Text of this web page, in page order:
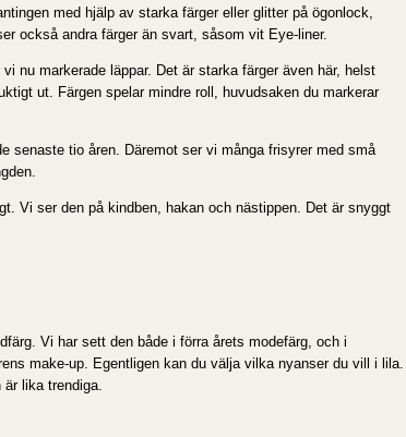
med hjälp av starka färger eller glitter på ögonlock,
också andra färger än svart, såsom vit Eye-liner.
nu markerade läppar. Det är starka färger även här, helst
ut. Färgen spelar mindre roll, huvudsaken du markerar
senaste tio åren. Däremot ser vi många frisyrer med små
Vi ser den på kindben, hakan och nästippen. Det är snyggt
Vi har sett den både i förra årets modefärg, och i
make-up. Egentligen kan du välja vilka nyanser du vill i lila.
är lika trendiga.